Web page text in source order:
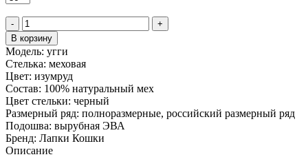
-
+
В корзину
Модель: угги
Стелька: меховая
Цвет: изумруд
Состав: 100% натуральный мех
Цвет стельки: черный
Размерный ряд: полноразмерные, российский размерный ряд
Подошва: вырубная ЭВА
Бренд: Лапки Кошки
Описание